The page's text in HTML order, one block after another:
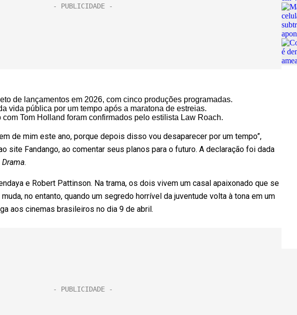
de lançamentos em 2026, com cinco produções programadas.
vida pública por um tempo após a maratona de estreias.
com Tom Holland foram confirmados pelo estilista Law Roach.
de mim este ano, porque depois disso vou desaparecer por um tempo”,
site Fandango, ao comentar seus planos para o futuro. A declaração foi dada
Drama.
e Robert Pattinson. Na trama, os dois vivem um casal apaixonado que se
no entanto, quando um segredo horrível da juventude volta à tona em um
aos cinemas brasileiros no dia 9 de abril.